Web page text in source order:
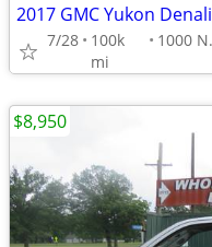
2017 GMC Yukon Denali
7/28
100k
mi
$8,950